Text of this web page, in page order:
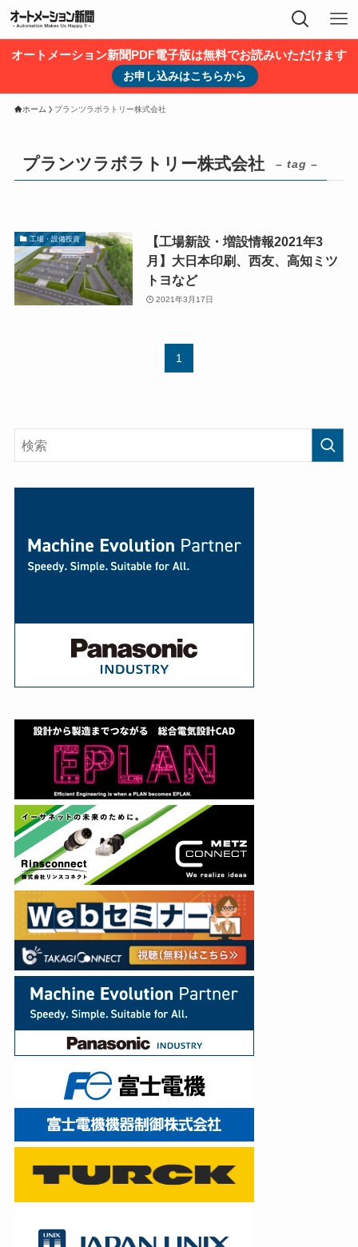
オートメーション新聞PDF電子版は無料でお読みいただけます
お申し込みはこちらから
ホーム プランツラボラトリー株式会社
プランツラボラトリー株式会社 – tag –
工場・設備投資
【工場新設・増設情報2021年3
月】大日本印刷、西友、高知ミツ
トヨなど
2021年3月17日
1